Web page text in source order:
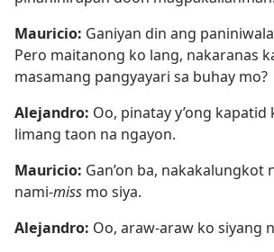
Mauricio: Ganiyan din ang
Pero maitanong ko lang, nakaranas
masamang pangyayari sa buhay mo?
Alejandro: Oo, pinatay y’ong
limang taon na ngayon.
Mauricio: Gan’on ba, nakakalungkot
nami-miss mo siya.
Alejandro: Oo, araw-araw ko siyang